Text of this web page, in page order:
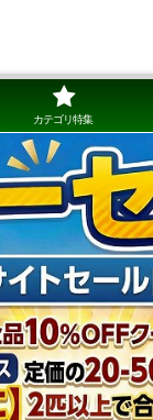
カテゴリ特集